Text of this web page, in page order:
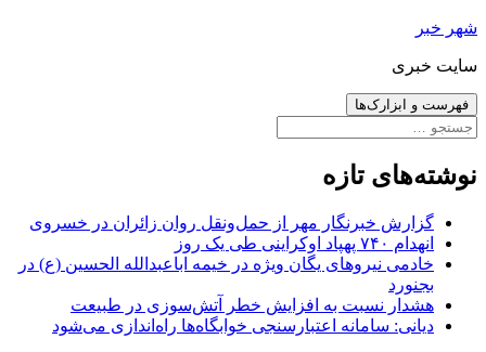
رفتن
نوشته‌ها
شهر خبر
سایت خبری
فهرست و ابزارک‌ها
جستجو
نوشته‌های تازه
گزارش خبرنگار مهر از حمل‌ونقل روان زائران در خسروی
انهدام ۷۴۰ پهپاد اوکراینی طی یک روز
خادمی نیروهای یگان ویژه در خیمه اباعبدالله الحسین (ع) در
بجنورد
هشدار نسبت به افزایش خطر آتش‌سوزی در طبیعت
دیانی: سامانه اعتبارسنجی خوابگاه‌ها راه‌اندازی می‌شود